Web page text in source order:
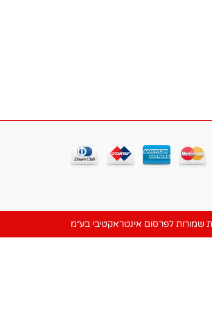
שמורות לפרסום אינטראקטיבי בע״מ